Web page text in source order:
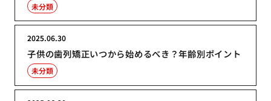
未分類
子供の歯列矯正いつから始めるべき？年齢別ポイント
2025.06.30
未分類